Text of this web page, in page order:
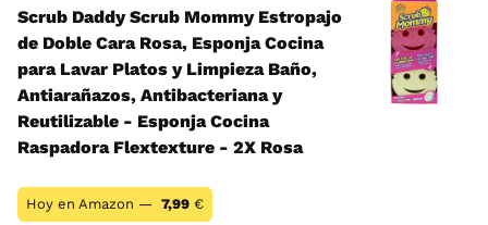
Scrub Daddy Scrub Mommy Estropajo
de Doble Cara Rosa, Esponja Cocina
para Lavar Platos y Limpieza Baño,
Antiarañazos, Antibacteriana y
Reutilizable - Esponja Cocina
Raspadora Flextexture - 2X Rosa
Hoy en Amazon — 7,99 €